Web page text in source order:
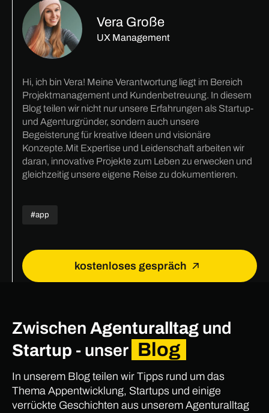
Vera Große
UX Management
Hi, ich bin Vera! Meine Verantwortung liegt im Bereich
Projektmanagement und Kundenbetreuung. In diesem
Blog teilen wir nicht nur unsere Erfahrungen als Startup-
und Agenturgründer, sondern auch unsere
Begeisterung für kreative Ideen und visionäre
Konzepte.Mit Expertise und Leidenschaft arbeiten wir
daran, innovative Projekte zum Leben zu erwecken und
gleichzeitig unsere eigene Reise zu dokumentieren.
#app
kostenloses gespräch
Zwischen Agenturalltag und
Startup - unser Blog
In unserem Blog teilen wir Tipps rund um das
Thema Appentwicklung, Startups und einige
verrückte Geschichten aus unserem Agenturalltag